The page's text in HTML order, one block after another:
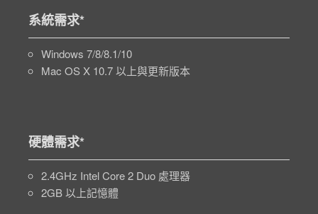
系統需求*
Windows 7/8/8.1/10
Mac OS X 10.7 以上與更新版本
硬體需求*
2.4GHz Intel Core 2 Duo 處理器
2GB 以上記憶體